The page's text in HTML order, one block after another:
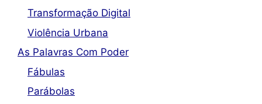
Transformação Digital
Violência Urbana
As Palavras Com Poder
Fábulas
Parábolas